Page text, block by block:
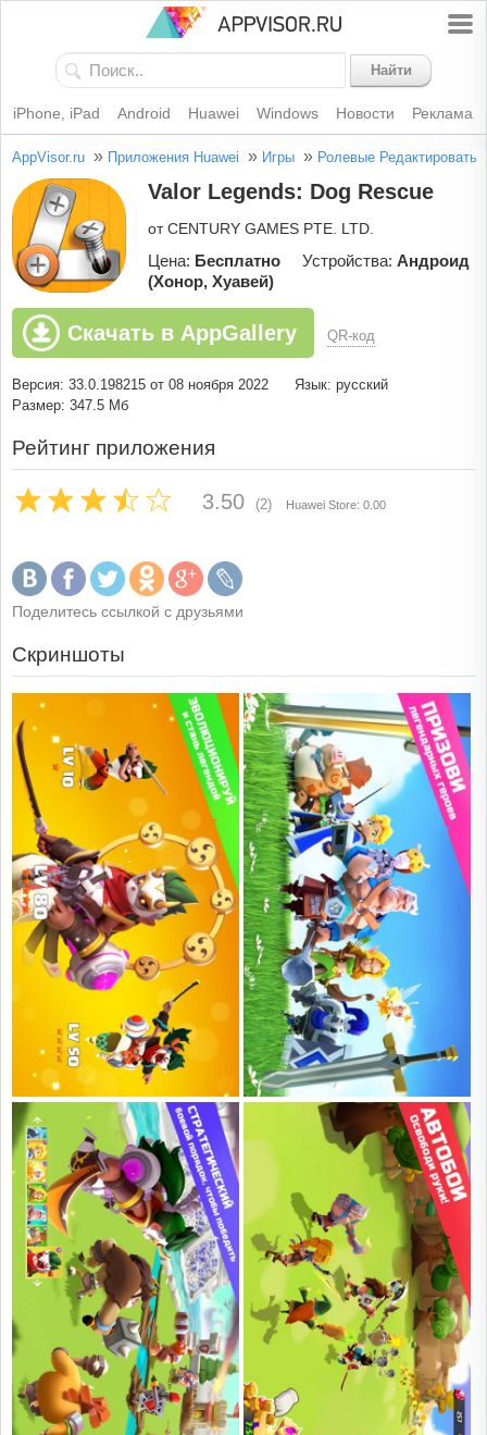
Найти
iPhone, iPad Android Huawei Windows Новости Реклама
AppVisor.ru » Приложения Huawei » Игры » Ролевые Редактировать
Valor Legends: Dog Rescue
от CENTURY GAMES PTE. LTD.
Цена: Бесплатно Устройства: Андроид
(Хонор, Хуавей)
Скачать в AppGallery QR-код
Версия: 33.0.198215 от 08 ноября 2022
Язык: русский
Размер: 347.5 Мб
Рейтинг приложения
3.50 (2) Huawei Store: 0.00
Поделитесь ссылкой с друзьями
Скриншоты